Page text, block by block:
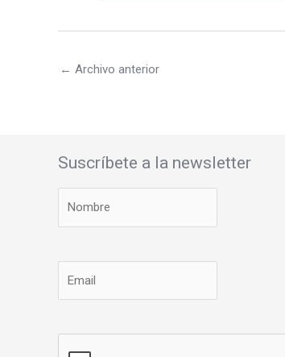
← Archivo anterior
Suscríbete a la newsletter